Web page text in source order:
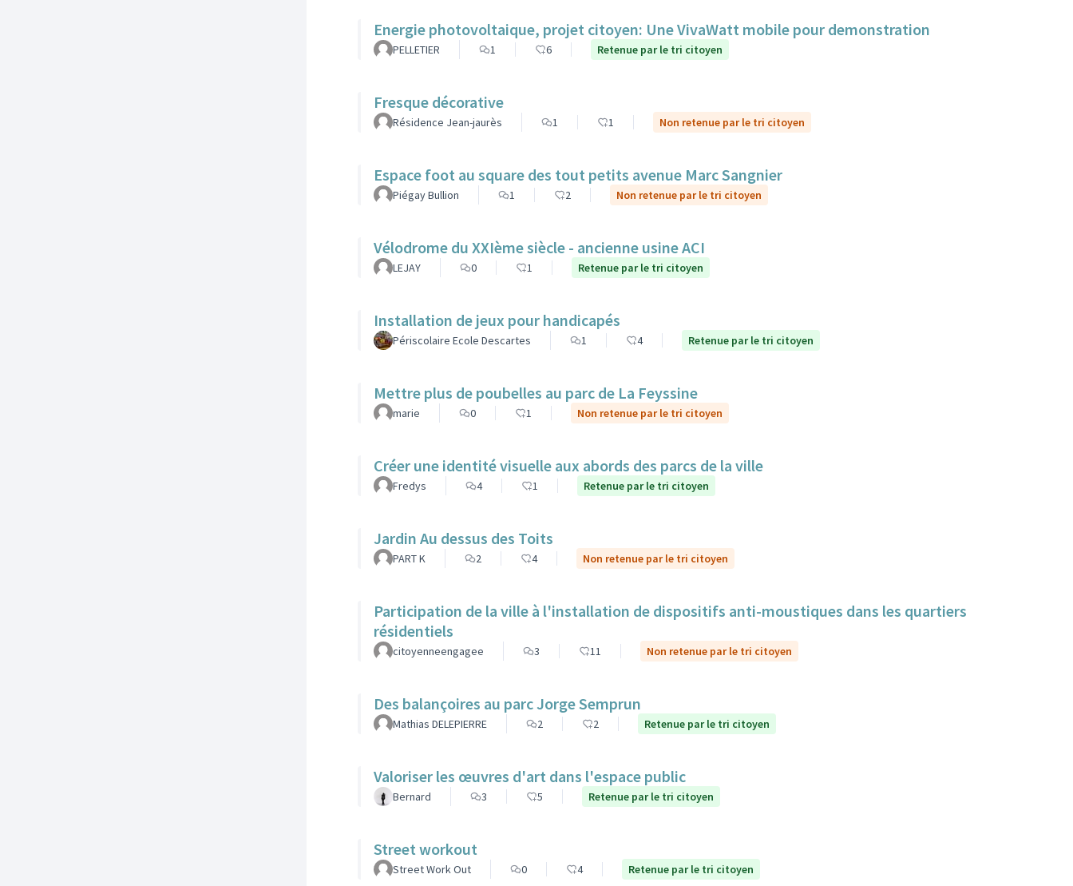
Energie photovoltaique, projet citoyen: Une VivaWatt mobile pour demonstration
PELLETIER 1 6 Retenue par le tri citoyen
Fresque décorative
Résidence Jean-jaurès 1 1 Non retenue par le tri citoyen
Espace foot au square des tout petits avenue Marc Sangnier
Piégay Bullion 1 2 Non retenue par le tri citoyen
Vélodrome du XXIème siècle - ancienne usine ACI
LEJAY 0 1 Retenue par le tri citoyen
Installation de jeux pour handicapés
Périscolaire Ecole Descartes 1 4 Retenue par le tri citoyen
Mettre plus de poubelles au parc de La Feyssine
marie 0 1 Non retenue par le tri citoyen
Créer une identité visuelle aux abords des parcs de la ville
Fredys 4 1 Retenue par le tri citoyen
Jardin Au dessus des Toits
PART K 2 4 Non retenue par le tri citoyen
Participation de la ville à l'installation de dispositifs anti-moustiques dans les quartiers
résidentiels
citoyenneengagee 3 11 Non retenue par le tri citoyen
Des balançoires au parc Jorge Semprun
Mathias DELEPIERRE 2 2 Retenue par le tri citoyen
Valoriser les œuvres d'art dans l'espace public
Bernard 3 5 Retenue par le tri citoyen
Street workout
Street Work Out 0 4 Retenue par le tri citoyen